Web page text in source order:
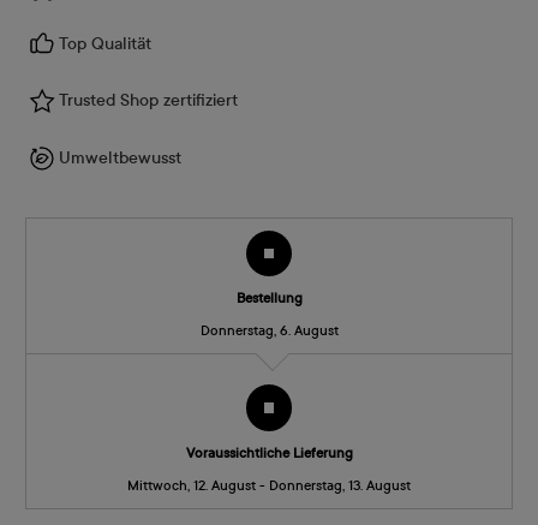
Top Qualität
Trusted Shop zertifiziert
Umweltbewusst
Bestellung
Donnerstag, 6. August
Voraussichtliche Lieferung
Mittwoch, 12. August - Donnerstag, 13. August